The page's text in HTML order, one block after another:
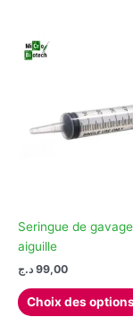
Seringue de
aiguille
99,00 د.ج
Choix des